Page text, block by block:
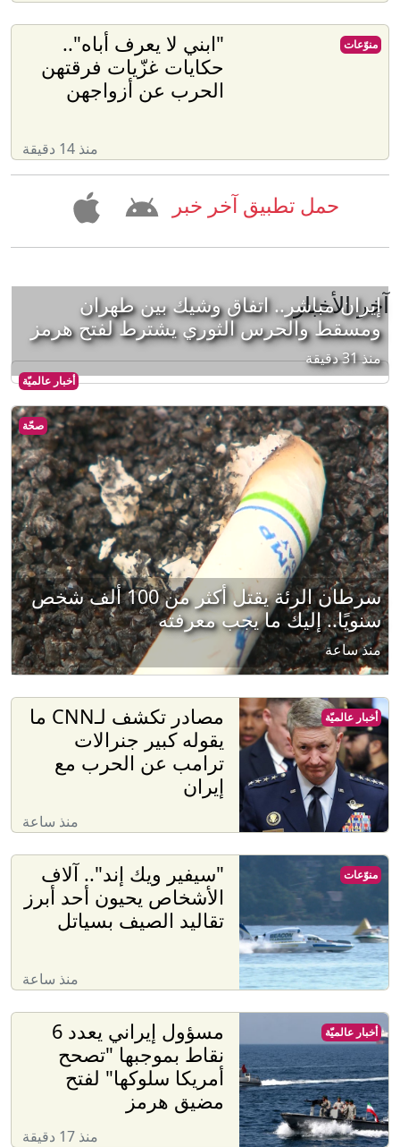
"ابني لا يعرف أباه"..
حكايات غزّيات فرقتهن
الحرب عن أزواجهن
منذ 14 دقيقة
منوّعات
حمل تطبيق آخر خبر
آخر الأخبار
أخبار عالميّة
إيران مباشر.. اتفاق وشيك بين طهران
ومسقط والحرس الثوري يشترط لفتح هرمز
منذ 31 دقيقة
صحّة
سرطان الرئة يقتل أكثر من 100 ألف شخص
سنويًا.. إليك ما يجب معرفته
منذ ساعة
مصادر تكشف لـCNN ما
يقوله كبير جنرالات
ترامب عن الحرب مع
إيران
منذ ساعة
أخبار عالميّة
"سيفير ويك إند".. آلاف
الأشخاص يحيون أحد أبرز
تقاليد الصيف بسياتل
منذ ساعة
منوّعات
مسؤول إيراني يعدد 6
نقاط بموجبها "تصحح
أمريكا سلوكها" لفتح
مضيق هرمز
منذ 17 دقيقة
أخبار عالميّة